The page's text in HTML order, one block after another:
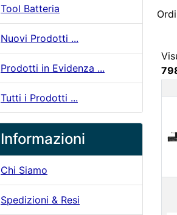
Tool Batteria
Nuovi Prodotti ...
Prodotti in Evidenza ...
Tutti i Prodotti ...
Informazioni
Chi Siamo
Spedizioni & Resi